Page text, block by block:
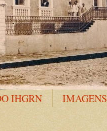
IHGRN IMAGENS